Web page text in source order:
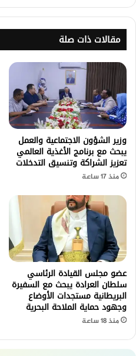
مقالات ذات صلة
وزير الشؤون الاجتماعية والعمل
يبحث مع برنامج الأغذية العالمي
تعزيز الشراكة وتنسيق التدخلات
منذ 17 ساعة
عضو مجلس القيادة الرئاسي
سلطان العرادة يبحث مع السفيرة
البريطانية مستجدات الأوضاع
وجهود حماية الملاحة البحرية
منذ 18 ساعة